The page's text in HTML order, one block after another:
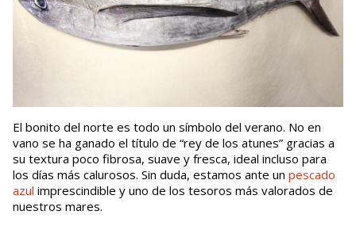
El bonito del norte es todo un símbolo del verano. No en
vano se ha ganado el título de “rey de los atunes” gracias a
su textura poco fibrosa, suave y fresca, ideal incluso para
los días más calurosos. Sin duda, estamos ante un pescado
azul imprescindible y uno de los tesoros más valorados de
nuestros mares.